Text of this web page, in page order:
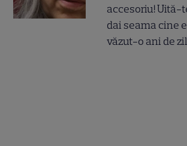
accesoriu! Uită-
dai seama cine
văzut-o ani de